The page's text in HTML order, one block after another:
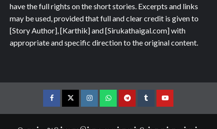
have the full rights on the short stories. Excerpts and links
may be used, provided that full and clear credit is given to
[Story Author], [Karthik] and [Sirukathaigal.com] with
appropriate and specific direction to the original content.
FacebookTwitterInstagramWhatsappTelegramTumblrYouTube